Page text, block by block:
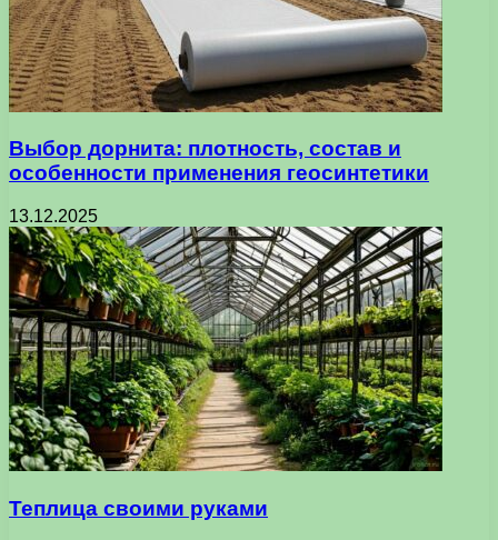
Выбор дорнита: плотность, состав и
особенности применения геосинтетики
13.12.2025
Теплица своими руками